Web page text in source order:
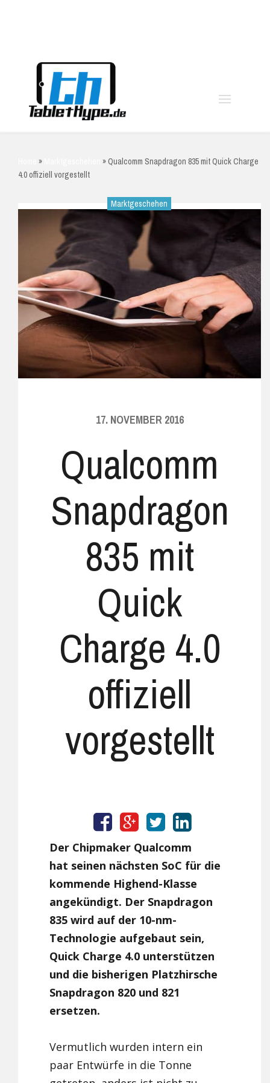
» »Qualcomm Snapdragon 835 mit Quick Charge
4.0 offiziell vorgestellt
Marktgeschehen
17. NOVEMBER 2016
Qualcomm
Snapdragon
835 mit
Quick
Charge 4.0
offiziell
vorgestellt
Der Chipmaker Qualcomm
hat seinen nächsten SoC für die
kommende Highend-Klasse
angekündigt. Der Snapdragon
835 wird auf der 10-nm-
Technologie aufgebaut sein,
Quick Charge 4.0 unterstützen
und die bisherigen Platzhirsche
Snapdragon 820 und 821
ersetzen.
Vermutlich wurden intern ein
paar Entwürfe in die Tonne